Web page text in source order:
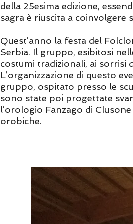
della 25esima edizione,
sagra è riuscita a
Quest’anno la festa del
Serbia. Il gruppo, esibitosi
costumi tradizionali, ai sorrisi
L’organizzazione di questo
gruppo, ospitato presso le
sono state poi progettate
l’orologio Fanzago di
orobiche.